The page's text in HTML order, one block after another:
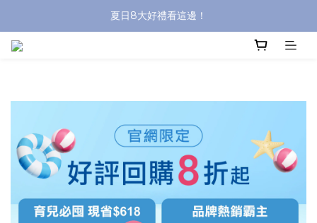
沐浴油單品限時9折！
夏日8大好禮看這邊！